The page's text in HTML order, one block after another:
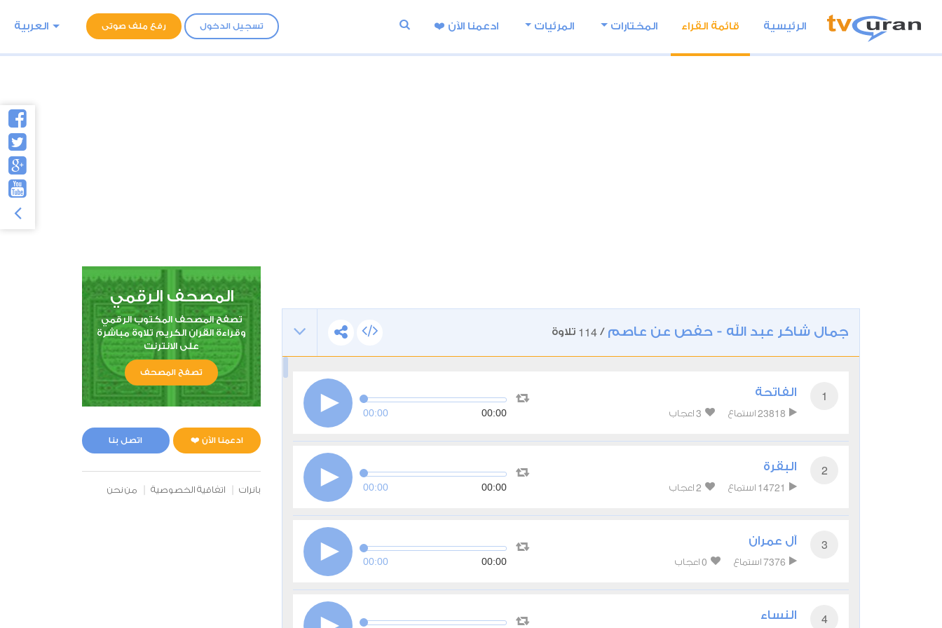
تسجيل الدخول رفع ملف صوتى العربية الرئيسية قائمة القراء المختارات المرئيات ادعمنا اﻵن ❤️
جمال شاكر عبد الله - حفص عن عاصم /
114 تلاوة
1 الفاتحة
23818 استماع 3 اعجاب 00:00 00:00
2 البقرة
14721 استماع 2 اعجاب 00:00 00:00
3 آل عمران
7376 استماع 0 اعجاب 00:00 00:00
4 النساء
المصحف الرقمي
تصفح المصحف المكتوب الرقمي
وقراءة القران الكريم تلاوة مباشرة
على الانترنت
تصفح المصحف
ادعمنا الآن ❤️ اتصل بنا
بانرات اتفاقية الخصوصية من نحن